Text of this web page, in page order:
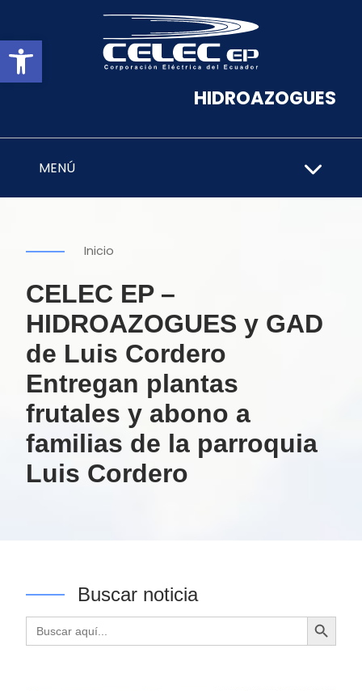
Abrir barra de herramientas
HIDROAZOGUES
MENÚ
Inicio
CELEC EP –
HIDROAZOGUES y GAD
de Luis Cordero
Entregan plantas
frutales y abono a
familias de la parroquia
Luis Cordero
Buscar noticia
Buscar: Botón de búsqueda